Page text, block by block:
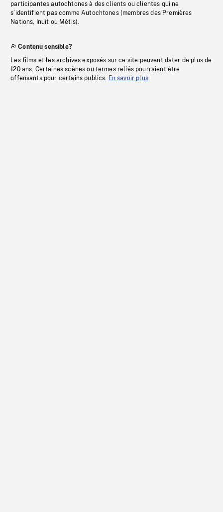
participantes autochtones à des clients ou clientes qui ne
s’identifient pas comme Autochtones (membres des Premières
Nations, Inuit ou Métis).
Contenu sensible?
Les films et les archives exposés sur ce site peuvent dater de plus de
120 ans. Certaines scènes ou termes reliés pourraient être
offensants pour certains publics. En savoir plus